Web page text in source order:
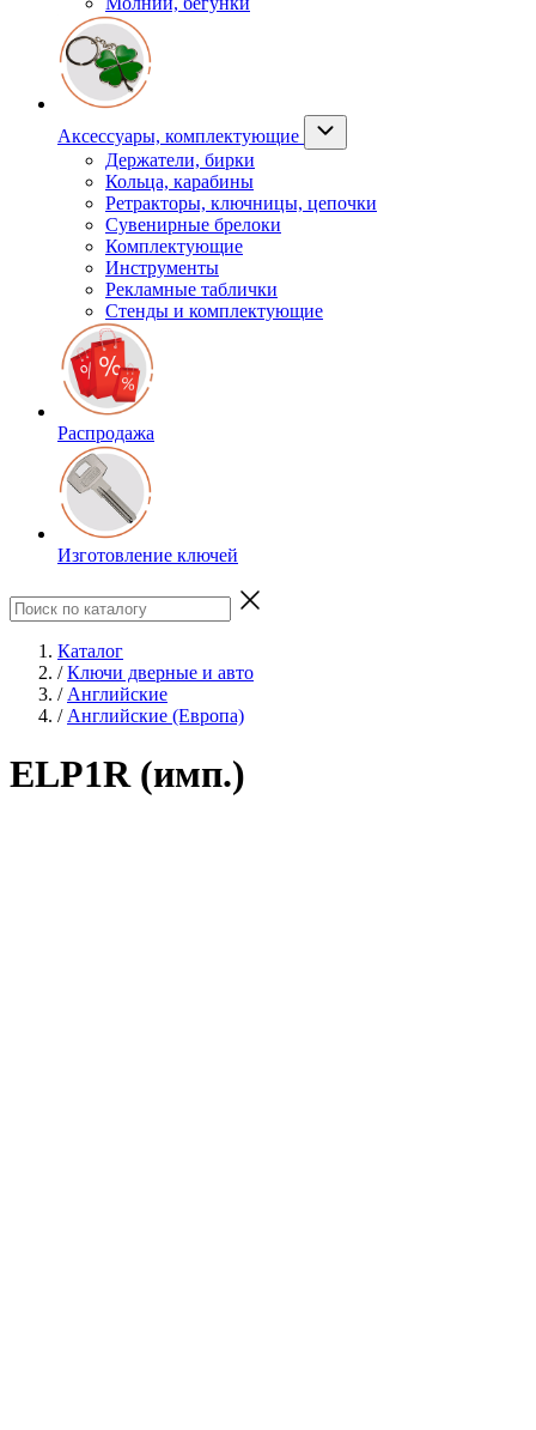
Аксессуары, комплектующие
Держатели, бирки
Кольца, карабины
Ретракторы, ключницы, цепочки
Сувенирные брелоки
Комплектующие
Инструменты
Рекламные таблички
Стенды и комплектующие
Распродажа
Изготовление ключей
Каталог
/ Ключи дверные и авто
/ Английские
/ Английские (Европа)
ELP1R (имп.)